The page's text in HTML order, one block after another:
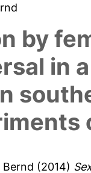
by
in
Bernd (2014)